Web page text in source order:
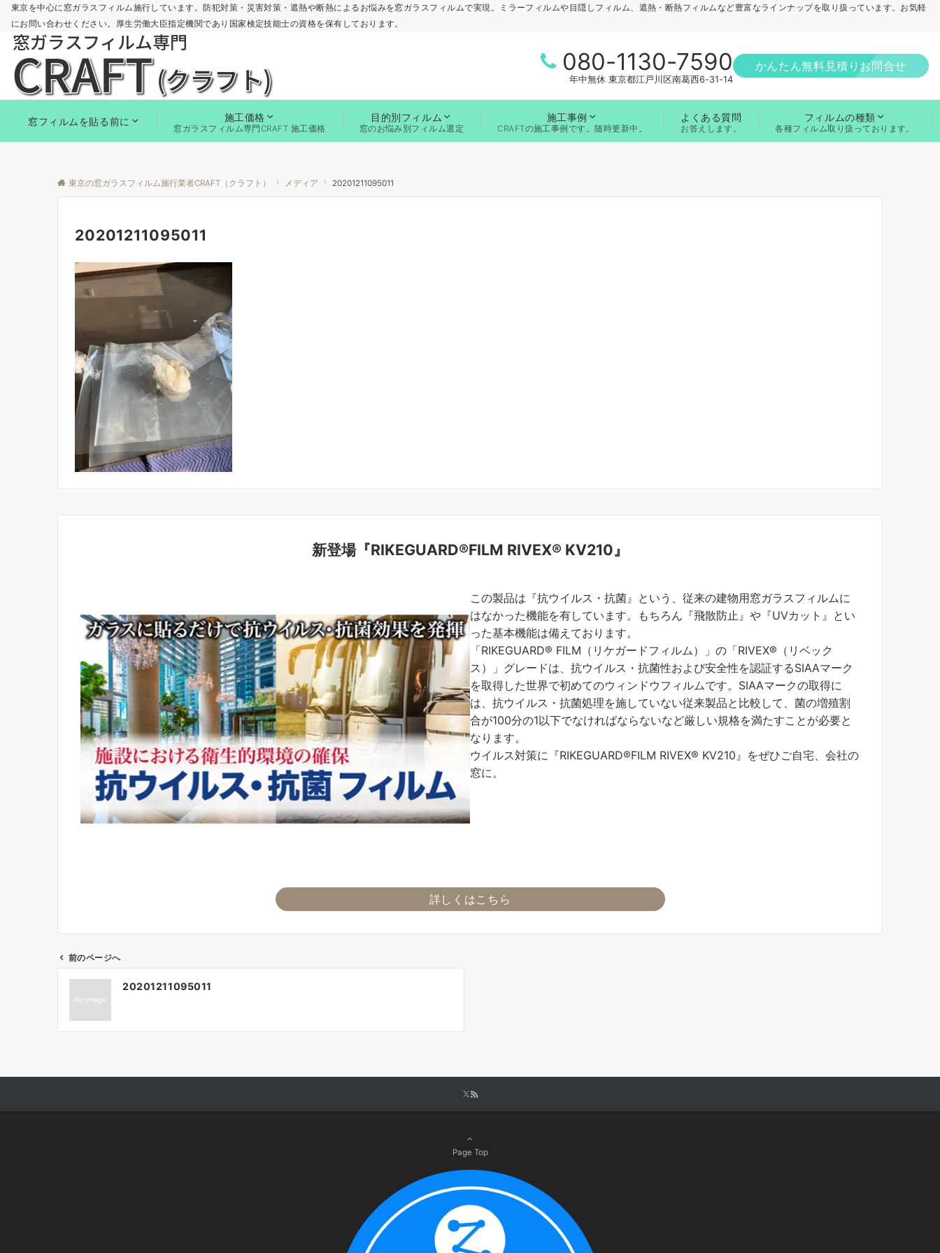
東京を中心に窓ガラスフィルム施行しています。防犯対策・災害対策・遮熱や断熱によるお悩みを窓ガラスフィルムで実現。ミラーフィルムや目隠しフィルム、遮熱・断熱フィルムなど豊富なラインナップを取り扱っています。お気軽
にお問い合わせください。厚生労働大臣指定機関であり国家検定技能士の資格を保有しております。
080-1130-7590
年中無休 東京都江戸川区南葛西6-31-14
かんたん無料見積りお問合せ
窓フィルムを貼る前に 施工価格
窓ガラスフィルム専門CRAFT 施工価格
目的別フィルム
窓のお悩み別フィルム選定
施工事例
CRAFTの施工事例です。随時更新中。
よくある質問
お答えします。
フィルムの種類
各種フィルム取り扱っております。
東京の窓ガラスフィルム施行業者CRAFT（クラフト） メディア 20201211095011
20201211095011
新登場『RIKEGUARD®FILM RIVEX® KV210』
この製品は『抗ウイルス・抗菌』という、従来の建物用窓ガラスフィルムに
はなかった機能を有しています。もちろん『飛散防止』や『UVカット』とい
った基本機能は備えております。
「RIKEGUARD® FILM（リケガードフィルム）」の「RIVEX®（リベック
ス）」グレードは、抗ウイルス・抗菌性および安全性を認証するSIAAマーク
を取得した世界で初めてのウィンドウフィルムです。SIAAマークの取得に
は、抗ウイルス・抗菌処理を施していない従来製品と比較して、菌の増殖割
合が100分の1以下でなければならないなど厳しい規格を満たすことが必要と
なります。
ウイルス対策に『RIKEGUARD®FILM RIVEX® KV210』をぜひご自宅、会社の
窓に。
詳しくはこちら
ビ
シ
前のページへ
20201211095011
Page Top